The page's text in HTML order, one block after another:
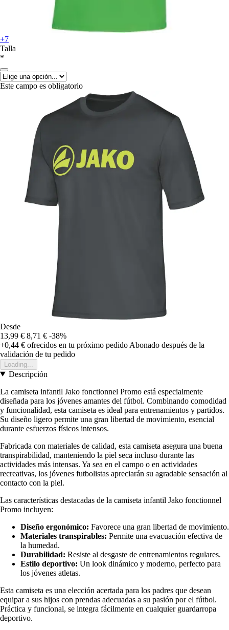
+7
Talla
*
Este campo es obligatorio
Desde
13,99 € 8,71 € -38%
+0,44 € ofrecidos en tu próximo pedido Abonado después de la
validación de tu pedido
Loading...
Descripción
La camiseta infantil Jako fonctionnel Promo está especialmente
diseñada para los jóvenes amantes del fútbol. Combinando comodidad
y funcionalidad, esta camiseta es ideal para entrenamientos y partidos.
Su diseño ligero permite una gran libertad de movimiento, esencial
durante esfuerzos físicos intensos.
Fabricada con materiales de calidad, esta camiseta asegura una buena
transpirabilidad, manteniendo la piel seca incluso durante las
actividades más intensas. Ya sea en el campo o en actividades
recreativas, los jóvenes futbolistas apreciarán su agradable sensación al
contacto con la piel.
Las características destacadas de la camiseta infantil Jako fonctionnel
Promo incluyen:
Diseño ergonómico: Favorece una gran libertad de movimiento.
Materiales transpirables: Permite una evacuación efectiva de
la humedad.
Durabilidad: Resiste al desgaste de entrenamientos regulares.
Estilo deportivo: Un look dinámico y moderno, perfecto para
los jóvenes atletas.
Esta camiseta es una elección acertada para los padres que desean
equipar a sus hijos con prendas adecuadas a su pasión por el fútbol.
Práctica y funcional, se integra fácilmente en cualquier guardarropa
deportivo.